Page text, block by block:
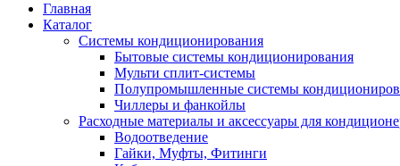
Главная
Каталог
Системы кондиционирования
Бытовые системы кондиционирования
Мульти сплит-системы
Полупромышленные системы
Чиллеры и фанкойлы
Расходные материалы и аксессуары для
Водоотведение
Гайки, Муфты, Фитинги